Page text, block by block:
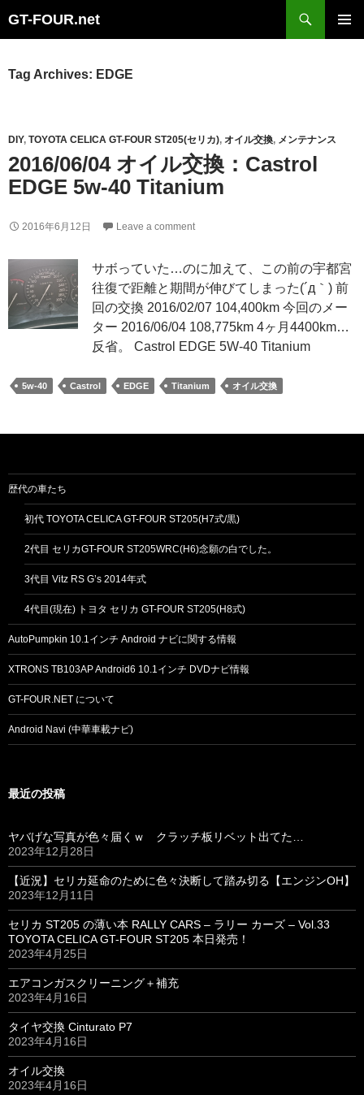
GT-FOUR.net
content
Tag Archives: EDGE
DIY, TOYOTA CELICA GT-FOUR ST205(セリカ), オイル交換, メンテナンス
2016/06/04 オイル交換：Castrol
EDGE 5w-40 Titanium
2016年6月12日 Leave a comment
サボっていた…のに加えて、この前の宇都宮
往復で距離と期間が伸びてしまった(´д｀) 前
回の交換 2016/02/07 104,400km 今回のメー
ター 2016/06/04 108,775km 4ヶ月4400km…
反省。 Castrol EDGE 5W-40 Titanium
5w-40 Castrol EDGE Titanium オイル交換
歴代の車たち
初代 TOYOTA CELICA GT-FOUR ST205(H7式/黒)
2代目 セリカGT-FOUR ST205WRC(H6)念願の白でした。
3代目 Vitz RS G’s 2014年式
4代目(現在) トヨタ セリカ GT-FOUR ST205(H8式)
AutoPumpkin 10.1インチ Android ナビに関する情報
XTRONS TB103AP Android6 10.1インチ DVDナビ情報
GT-FOUR.NET について
Android Navi (中華車載ナビ)
最近の投稿
ヤバげな写真が色々届くｗ クラッチ板リベット出てた…
2023年12月28日
【近況】セリカ延命のために色々決断して踏み切る【エンジンOH】
2023年12月11日
セリカ ST205 の薄い本 RALLY CARS – ラリー カーズ – Vol.33
TOYOTA CELICA GT-FOUR ST205 本日発売！
2023年4月25日
エアコンガスクリーニング＋補充
2023年4月16日
タイヤ交換 Cinturato P7
2023年4月16日
オイル交換
2023年4月16日